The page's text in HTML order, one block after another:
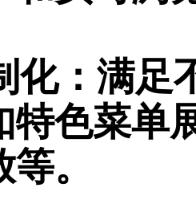
化：满足
特色菜单
。